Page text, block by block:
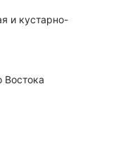
и кустарно-
Востока